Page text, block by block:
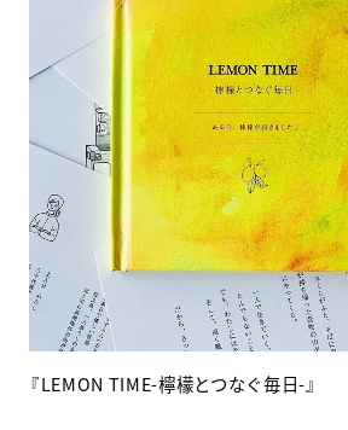
『LEMON TIME-檸檬とつなぐ毎日-』